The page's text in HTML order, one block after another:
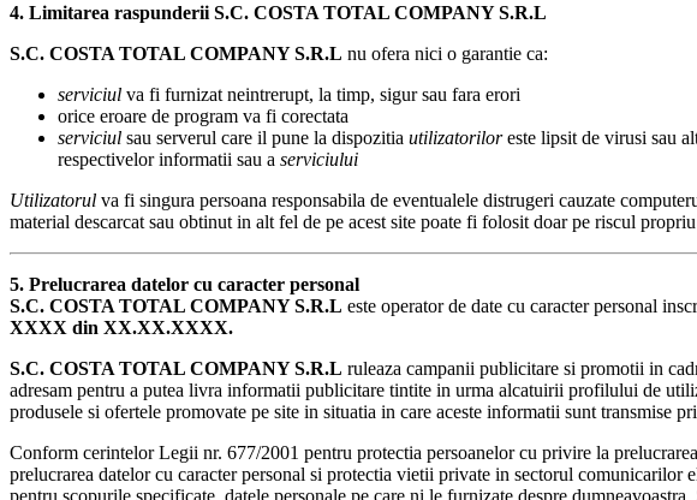
4. Limitarea raspunderii S.C. COSTA TOTAL COMPANYS.R.L
S.C. COSTA TOTAL COMPANYS.R.L nu ofera nici o garantie ca:
serviciul va fi furnizat neintrerupt, la timp, sigur sau fara erori
orice eroare de program va fi corectata
serviciul sau serverul care il pune la dispozitia utilizatoriloreste lipsit de virusi sau
respectivelor informatii sau a serviciului
Utilizatorul va fi singura persoana responsabila de eventualele distrugeri cauzate
material descarcat sau obtinut in alt fel de pe acest site poate fi folosit doar pe riscul
5. Prelucrarea datelor cu caracter personal
S.C. COSTA TOTAL COMPANYS.R.L este operator de date cu caracter personal
XXXX din XX.XX.XXXX.
S.C. COSTA TOTAL COMPANYS.R.L ruleaza campanii publicitare si promotii in
adresam pentru a putea livra informatii publicitare tintite in urma alcatuirii profilului de
produsele si ofertele promovate pe site in situatia in care aceste informatii sunt transmise
Conform cerintelor Legii nr. 677/2001 pentru protectia persoanelor cu privire la
prelucrarea datelor cu caracter personal si protectia vietii private in sectorul comunicarilor
pentru scopurile specificate, datele personale pe care ni le furnizate despre